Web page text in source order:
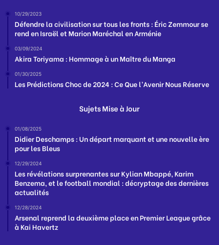
10/29/2023
Défendre la civilisation sur tous les fronts : Éric Zemmour se
rend en Israël et Marion Maréchal en Arménie
03/09/2024
Akira Toriyama : Hommage à un Maître du Manga
01/30/2025
Les Prédictions Choc de 2024 : Ce Que l’Avenir Nous Réserve
Sujets Mise à Jour
01/08/2025
Didier Deschamps : Un départ marquant et une nouvelle ère
pour les Bleus
12/29/2024
Les révélations surprenantes sur Kylian Mbappé, Karim
Benzema, et le football mondial : décryptage des dernières
actualités
12/28/2024
Arsenal reprend la deuxième place en Premier League grâce
à Kai Havertz